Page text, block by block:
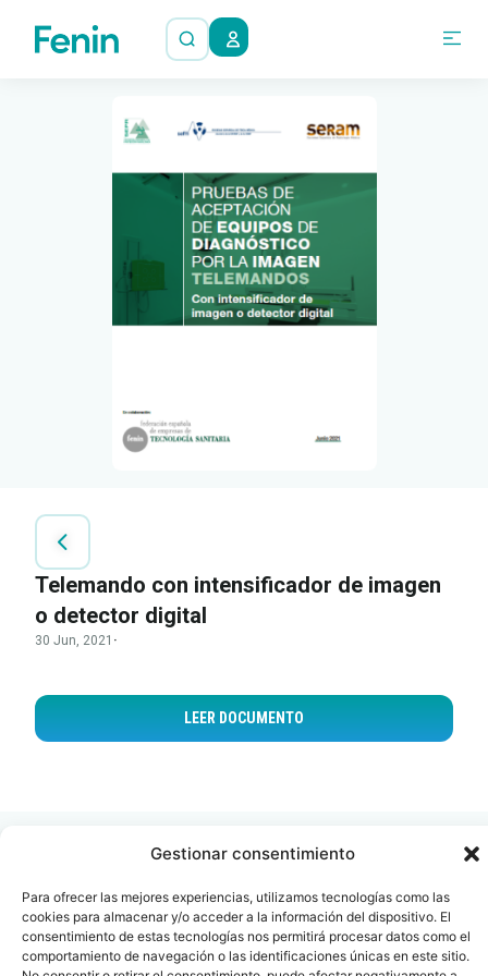
Gestionar consentimiento
Para ofrecer las mejores experiencias, utilizamos tecnologías como las
cookies para almacenar y/o acceder a la información del dispositivo. El
consentimiento de estas tecnologías nos permitirá procesar datos como el
comportamiento de navegación o las identificaciones únicas en este sitio.
Telemando con intensificador de imagen
o detector digital
30 Jun, 2021 ·
LEER DOCUMENTO
Contacto
info@fenin.es
Oficina Barcelona
Travesera de Gracia, 56 -